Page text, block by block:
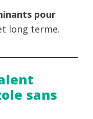
pour
long terme.
sans